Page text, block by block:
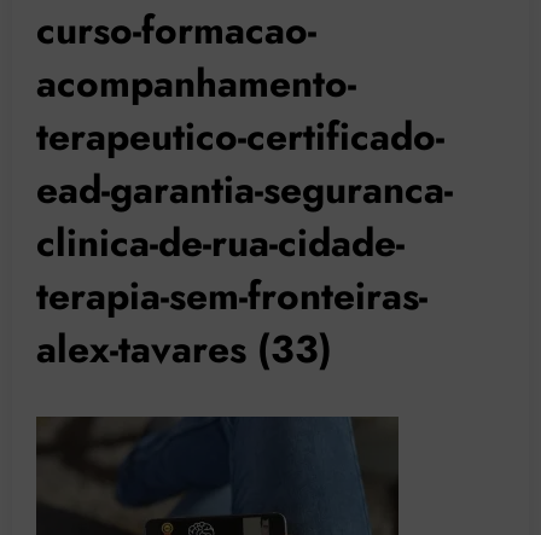
curso-formacao-
acompanhamento-
terapeutico-certificado-
ead-garantia-seguranca-
clinica-de-rua-cidade-
terapia-sem-fronteiras-
alex-tavares (33)